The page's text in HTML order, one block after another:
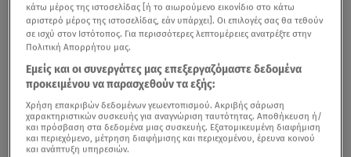
κάτω μέρος της ιστοσελίδας [ή το αιωρούμενο εικονίδιο στο κάτω
αριστερό μέρος της ιστοσελίδας, εάν υπάρχει]. Οι επιλογές σας θα τεθούν
σε ισχύ στον Ιστότοπος. Για περισσότερες λεπτομέρειες ανατρέξτε στην
Πολιτική Απορρήτου μας.
Εμείς και οι συνεργάτες μας επεξεργαζόμαστε δεδομένα
προκειμένου να παρασχεθούν τα εξής:
Χρήση επακριβών δεδομένων γεωεντοπισμού. Ακριβής σάρωση
χαρακτηριστικών συσκευής για αναγνώριση ταυτότητας. Αποθήκευση ή/
και πρόσβαση στα δεδομένα μιας συσκευής. Εξατομικευμένη διαφήμιση
και περιεχόμενο, μέτρηση διαφήμισης και περιεχομένου, έρευνα κοινού
και ανάπτυξη υπηρεσιών.